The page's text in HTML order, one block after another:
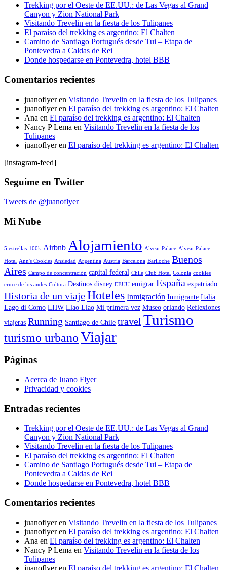
Trekking por el Oeste de EE.UU.: de Las Vegas al Grand
Canyon y Zion National Park
Visitando Trevelin en la fiesta de los Tulipanes
El paraíso del trekking es argentino: El Chalten
Camino de Santiago Portugués desde Tui – Etapa de
Pontevedra a Caldas de Rei
Donde hospedarse en Pontevedra, hotel BBB
Comentarios recientes
juanoflyeren Visitando Trevelin en la fiesta de los Tulipanes
juanoflyeren El paraíso del trekking es argentino: El Chalten
Ana en El paraíso del trekking es argentino: El Chalten
Nancy P Lema en Visitando Trevelin en la fiesta de los
Tulipanes
juanoflyeren El paraíso del trekking es argentino: El Chalten
[instagram-feed]
Seguime en Twitter
Tweets de @juanoflyer
Mi Nube
5 estrellas 100k Airbnb Alojamiento Alvear Palace Alvear Palace
Hotel Ann's Cookies Ansiedad Argentina Austria Barcelona Bariloche Buenos
Aires Campo de concentración capital federal Chile Club Hotel Colonia cookies
cruce de los andes Cultura Destinos disney EEUU emigrar España expatriado
Historia de un viajeHoteles Inmigración Inmigrante Italia
Lago di Como LHW Llao Llao Mi primera vez Museo orlando Reflexiones
viajeras Running Santiago de Chile travel Turismo
turismo urbanoViajar
Páginas
Acerca de Juano Flyer
Privacidad y cookies
Entradas recientes
Trekking por el Oeste de EE.UU.: de Las Vegas al Grand
Canyon y Zion National Park
Visitando Trevelin en la fiesta de los Tulipanes
El paraíso del trekking es argentino: El Chalten
Camino de Santiago Portugués desde Tui – Etapa de
Pontevedra a Caldas de Rei
Donde hospedarse en Pontevedra, hotel BBB
Comentarios recientes
juanoflyeren Visitando Trevelin en la fiesta de los Tulipanes
juanoflyeren El paraíso del trekking es argentino: El Chalten
Ana en El paraíso del trekking es argentino: El Chalten
Nancy P Lema en Visitando Trevelin en la fiesta de los
Tulipanes
juanoflyeren El paraíso del trekking es argentino: El Chalten